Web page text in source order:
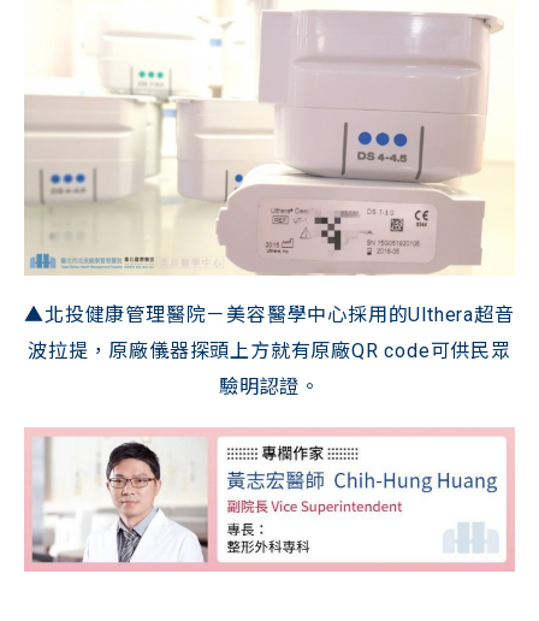
▲北投健康管理醫院－美容醫學中心採用的Ulthera超音
波拉提，原廠儀器探頭上方就有原廠QR code可供民眾
驗明認證。